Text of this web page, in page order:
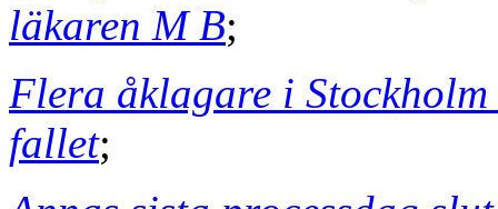
läkaren M B;
Flera åklagare i
fallet;